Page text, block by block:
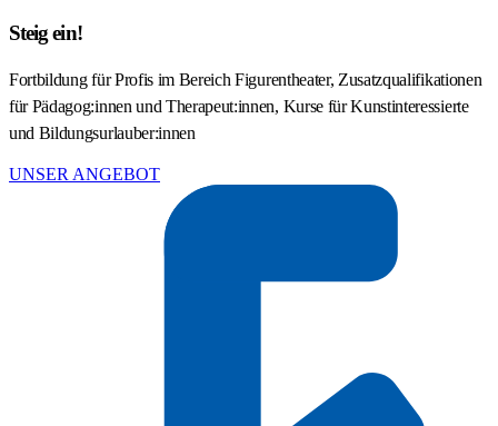
Steig ein!
Fortbildung für Profis im Bereich Figurentheater, Zusatzqualifikationen
für Pädagog:innen und Therapeut:innen, Kurse für Kunstinteressierte
und Bildungsurlauber:innen
UNSER ANGEBOT